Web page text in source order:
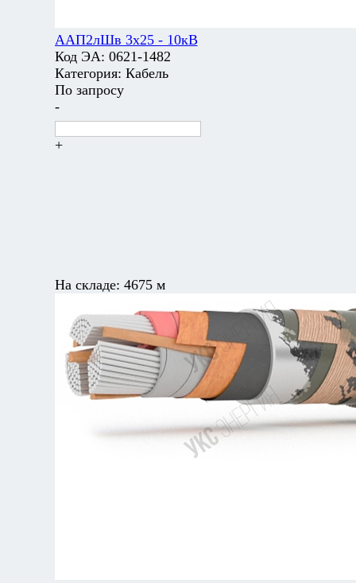
ААП2лШв 3х25 - 10кВ
Код ЭА: 0621-1482
Категория: Кабель
По запросу
-
+
На складе: 4675 м